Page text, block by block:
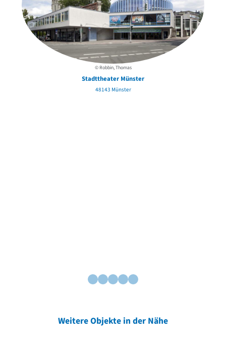
© Robbin, Thomas
Stadttheater Münster
48143 Münster
Weitere Objekte in der Nähe